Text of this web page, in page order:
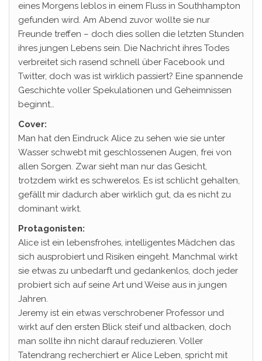
eines Morgens leblos in einem Fluss in Southhampton
gefunden wird. Am Abend zuvor wollte sie nur
Freunde treffen – doch dies sollen die letzten Stunden
ihres jungen Lebens sein. Die Nachricht ihres Todes
verbreitet sich rasend schnell über Facebook und
Twitter, doch was ist wirklich passiert? Eine spannende
Geschichte voller Spekulationen und Geheimnissen
beginnt…
Cover:
Man hat den Eindruck Alice zu sehen wie sie unter
Wasser schwebt mit geschlossenen Augen, frei von
allen Sorgen. Zwar sieht man nur das Gesicht,
trotzdem wirkt es schwerelos. Es ist schlicht gehalten,
gefällt mir dadurch aber wirklich gut, da es nicht zu
dominant wirkt.
Protagonisten:
Alice ist ein lebensfrohes, intelligentes Mädchen das
sich ausprobiert und Risiken eingeht. Manchmal wirkt
sie etwas zu unbedarft und gedankenlos, doch jeder
probiert sich auf seine Art und Weise aus in jungen
Jahren.
Jeremy ist ein etwas verschrobener Professor und
wirkt auf den ersten Blick steif und altbacken, doch
man sollte ihn nicht darauf reduzieren. Voller
Tatendrang recherchiert er Alice Leben, spricht mit